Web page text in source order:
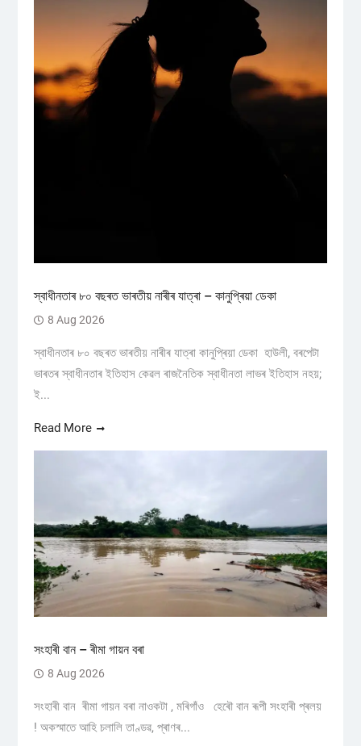
স্বাধীনতাৰ ৮০ বছৰত ভাৰতীয় নাৰীৰ যাত্ৰা – কানুপ্ৰিয়া ডেকা
8 Aug 2026
স্বাধীনতাৰ ৮০ বছৰত ভাৰতীয় নাৰীৰ যাত্ৰা কানুপ্ৰিয়া ডেকা হাউলী, বৰপেটা
ভাৰতৰ স্বাধীনতাৰ ইতিহাস কেৱল ৰাজনৈতিক স্বাধীনতা লাভৰ ইতিহাস নহয়;
ই...
Read More
সংহাৰী বান – ৰীমা গায়ন বৰা
8 Aug 2026
সংহাৰী বান ৰীমা গায়ন বৰা নাওকটা , মৰিগাঁও হেৰৌ বান ৰূপী সংহাৰী প্ৰলয়
! অকস্মাতে আহি চলালি তাণ্ডৱ, প্ৰাণৰ...